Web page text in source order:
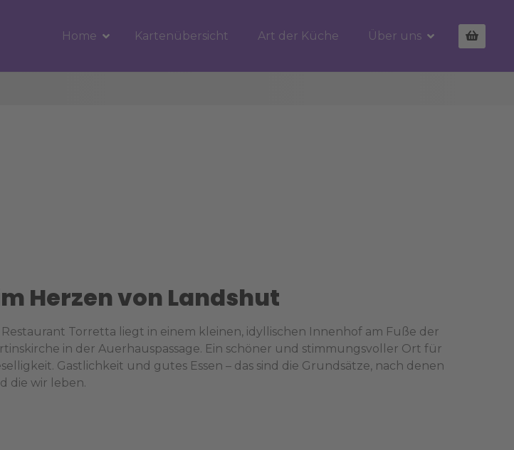
Home Kartenübersicht Art der Küche Über uns
Herzen von Landshut
Restaurant Torretta liegt in einem kleinen, idyllischen Innenhof am Fuße der
in der Auerhauspassage. Ein schöner und stimmungsvoller Ort für
Gastlichkeit und gutes Essen – das sind die Grundsätze, nach denen
die wir leben.